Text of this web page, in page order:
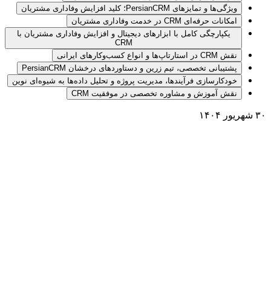
ویژگی‌ها و تمایزهای PersianCRM؛ کلید افزایش وفاداری مشتریان
امکانات حرفه‌ای CRM در خدمت وفاداری مشتریان
یکپارچگی کامل با ابزارهای دیجیتال و افزایش وفاداری مشتریان با
CRM
نقش CRM در استارتاپ‌ها و انواع کسب‌وکارهای ایرانی
پشتیبانی تخصصی، تیم زرین و دستاوردهای درخشان PersianCRM
خودکارسازی فرآیندها، مدیریت پروژه و تحلیل داده‌ها به شیوه‌ای نوین
نقش آموزش و مشاوره تخصصی در موفقیت CRM
۳۰ شهریور ۱۴۰۴